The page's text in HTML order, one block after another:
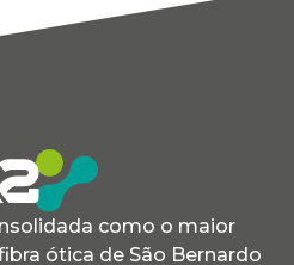
como o maior
ótica de São Bernardo